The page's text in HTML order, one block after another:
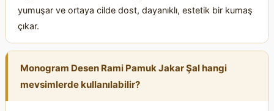
yumuşar ve ortaya cilde dost, dayanıklı, estetik bir kumaş
çıkar.
Monogram Desen Rami Pamuk Jakar Şal hangi
mevsimlerde kullanılabilir?